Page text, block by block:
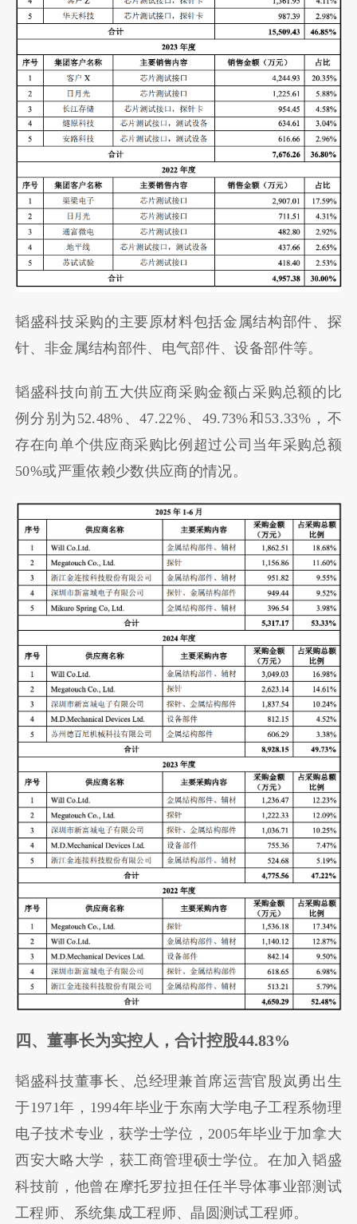
韬盛科技采购的主要原材料包括金属结构部件、探
针、非金属结构部件、电气部件、设备部件等。
韬盛科技向前五大供应商采购金额占采购总额的比
例分别为52.48%、47.22%、49.73%和53.33%，不
存在向单个供应商采购比例超过公司当年采购总额
50%或严重依赖少数供应商的情况。
四、董事长为实控人，合计控股44.83%
韬盛科技董事长、总经理兼首席运营官殷岚勇出生
于1971年，1994年毕业于东南大学电子工程系物理
电子技术专业，获学士学位，2005年毕业于加拿大
西安大略大学，获工商管理硕士学位。在加入韬盛
科技前，他曾在摩托罗拉担任任半导体事业部测试
工程师、系统集成工程师、晶圆测试工程师。